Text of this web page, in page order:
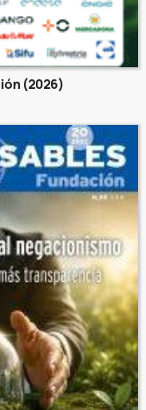
(2026)